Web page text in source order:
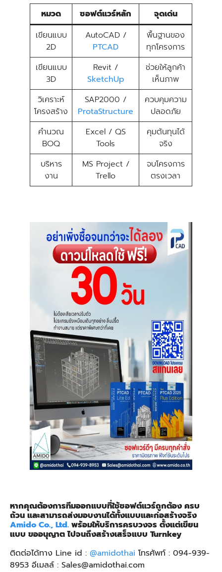
หมวด ซอฟต์แวร์หลัก
จุดเด่น
เขียนแบบ
2D
AutoCAD /
PTCAD
พื้นฐานของ
ทุกโครงการ
เขียนแบบ
3D
Revit /
SketchUp
ช่วยให้ลูกค้า
เห็นภาพ
วิเคราะห์
โครงสร้าง
SAP2000 /
ProtaStructure
ควบคุมความ
ปลอดภัย
คำนวณ
BOQ
Excel / QS
Tools
คุมต้นทุนได้
จริง
บริหาร
งาน
MS Project /
Trello
จบโครงการ
ตรงเวลา
หากคุณต้องการทีมออกแบบที่ใช้ซอฟต์แวร์ถูกต้อง ครบ
ถ้วน และสามารถส่งมอบงานได้ทั้งแบบและก่อสร้างจริง
Amido Co., Ltd. พร้อมให้บริการครบวงจร ตั้งแต่เขียน
แบบ ขออนุญาต ไปจนถึงสร้างเสร็จแบบ Turnkey
ติดต่อได้ทาง Line id : @amidothai โทรศัพท์ : 094-939-
8953 อีเมลล์ : Sales@amidothai.com